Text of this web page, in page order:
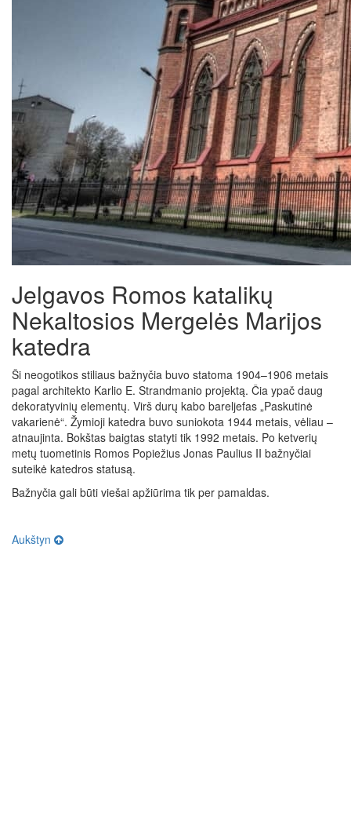
Jelgavos Romos katalikų
Nekaltosios Mergelės Marijos
katedra
Ši neogotikos stiliaus bažnyčia buvo statoma 1904–1906 metais
pagal architekto Karlio E. Strandmanio projektą. Čia ypač daug
dekoratyvinių elementų. Virš durų kabo bareljefas „Paskutinė
vakarienė“. Žymioji katedra buvo suniokota 1944 metais, vėliau –
atnaujinta. Bokštas baigtas statyti tik 1992 metais. Po ketverių
metų tuometinis Romos Popiežius Jonas Paulius II bažnyčiai
suteikė katedros statusą.
Bažnyčia gali būti viešai apžiūrima tik per pamaldas.
Aukštyn